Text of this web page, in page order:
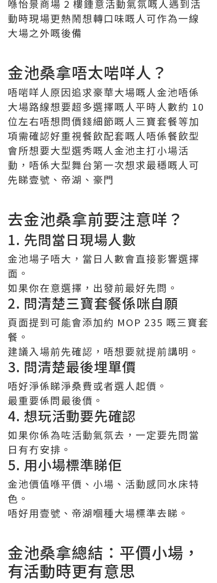
喺怡景商場 2 樓鍾意活動氣氛嘅人遇到活
動時現場更熱鬧想轉口味嘅人可作為一線
大場之外嘅後備
金池桑拿唔太啱咩人？
唔啱咩人原因追求豪華大場嘅人金池唔係
大場路線想要超多選擇嘅人平時人數約 10
位左右唔想問價錢細節嘅人三寶套餐等加
項需確認好重視餐飲配套嘅人唔係餐飲型
會所想要大型選秀嘅人金池主打小場活
動，唔係大型舞台第一次想求最穩嘅人可
先睇壹號、帝湖、豪門
去金池桑拿前要注意咩？
1. 先問當日現場人數
金池場子唔大，當日人數會直接影響選擇
面。
如果你在意選擇，出發前最好先問。
2. 問清楚三寶套餐係咪自願
頁面提到可能會添加約 MOP 235 嘅三寶套
餐。
建議入場前先確認，唔想要就提前講明。
3. 問清楚最後埋單價
唔好淨係睇淨桑費或者選人起價。
最重要係問最後價。
4. 想玩活動要先確認
如果你係為咗活動氣氛去，一定要先問當
日有冇安排。
5. 用小場標準睇佢
金池價值喺平價、小場、活動感同水床特
色。
唔好用壹號、帝湖嗰種大場標準去睇。
金池桑拿總結：平價小場，
有活動時更有意思